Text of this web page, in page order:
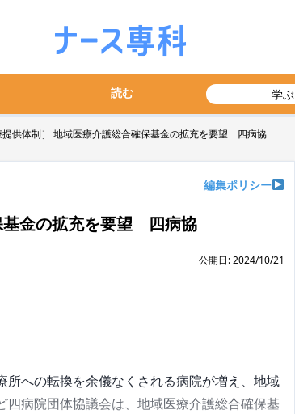
読む 学ぶ
提供体制］ 地域医療介護総合確保基金の拡充を要望 四病協
編集ポリシー
基金の拡充を要望 四病協
公開日: 2024/10/21
への転換を余儀なくされる病院が増え、地域
病院団体協議会は、地域医療介護総合確保基